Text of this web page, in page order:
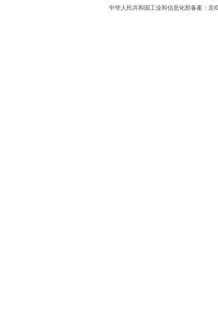
中华人民共和国工业和信息化部备案： 京